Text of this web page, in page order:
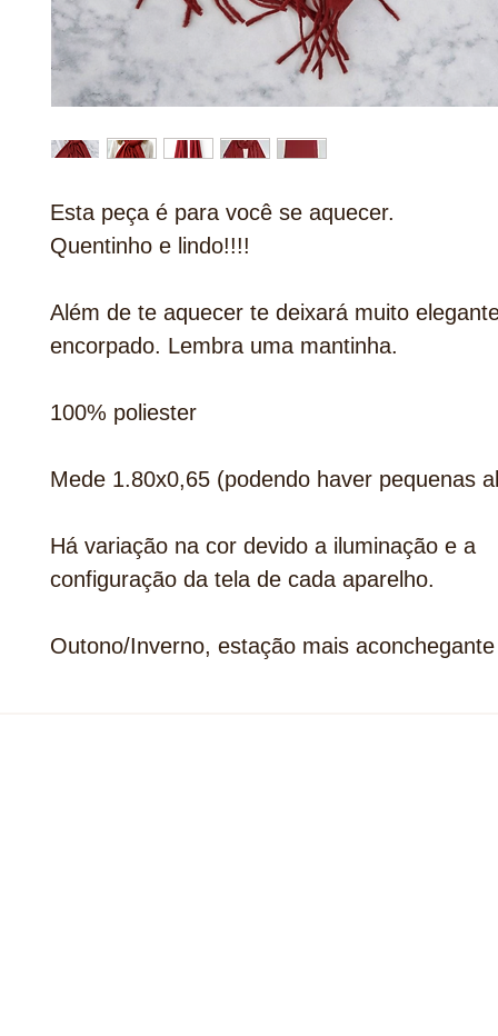
Esta peça é para você se aquecer.
Quentinho e lindo!!!!
Além de te aquecer te deixará muito
encorpado. Lembra uma mantinha.
100% poliester
Mede 1.80x0,65 (podendo haver pequenas
Há variação na cor devido a iluminação e a
configuração da tela de cada aparelho.
Outono/Inverno, estação mais